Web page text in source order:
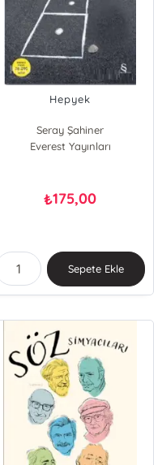
Hepyek
Seray Şahiner
Everest Yayınları
₺175,00
Sepete Ekle